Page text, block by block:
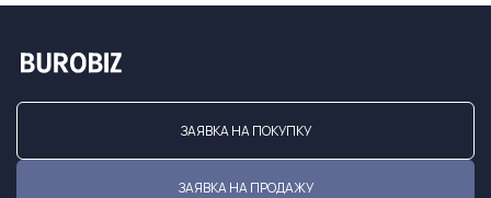
ЗАЯВКА НА ПОКУПКУ
ЗАЯВКА НА ПРОДАЖУ